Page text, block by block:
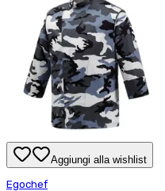
Aggiungi alla wishlist
Egochef